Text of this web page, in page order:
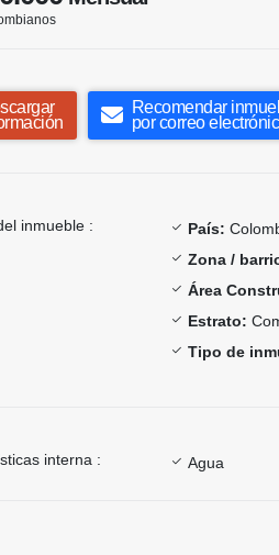
Recomendar
por correo
inmueble : País:
Zona /
Área
Estrato:
Tipo de
interna : Agua